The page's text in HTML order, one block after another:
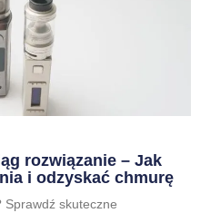
rozwiązanie – Jak
i odzyskać chmurę
Sprawdź skuteczne